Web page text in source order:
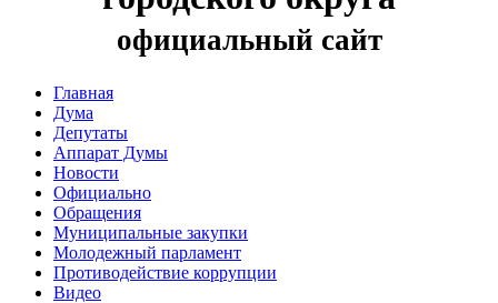
официальный сайт
Главная
Дума
Депутаты
Аппарат Думы
Новости
Официально
Обращения
Муниципальные закупки
Молодежный парламент
Противодействие коррупции
Видео